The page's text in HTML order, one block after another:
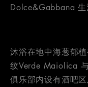
Dolce&Gabbana 生
沐浴在地中海葱郁
纹Verde Maiolica
俱乐部内设有酒吧